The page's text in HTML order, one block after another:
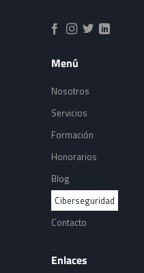
Menú
Nosotros
Servicios
Formación
Honorarios
Blog
Ciberseguridad
Contacto
Enlaces